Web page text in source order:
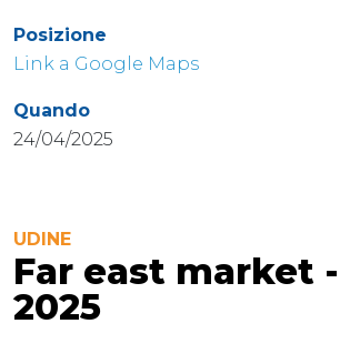
Posizione
Link a Google Maps
Quando
24/04/2025
UDINE
Far east market -
2025